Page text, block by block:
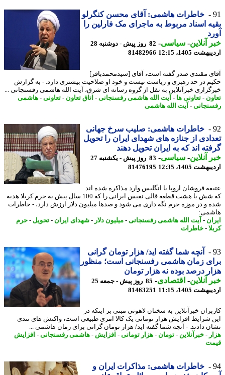
خاطرات هاشمی: آقای محسن کنگرلو
اسناد مربوط به ماجرای مک فارلین را
آنلاین-سیاسی-
82 روز پیش - دوشنبه 28
1405، 12:15
81482966
مقتدی صدر گفته است، آقای [سیدمحمدباقر]
در حد رهبری و ریاست نیست و خود او صلاحیت بیشتری دارد. - به گزارش
خبرآنلاین به نقل از گروه رسانه ای شرق، آیت الله هاشمی رفسنجانی ...
-تعاونی ها- آیت الله هاشمی رفسنجانی-اتاق تعاون-تعاونی-هاشمی
-آیت الله هاشمی
خاطرات هاشمی: صلیب سرخ جهانی
از جنازه های شهدای ایران را تحویل
اند که به ایران تحویل دهند
آنلاین-سیاسی-
83 روز پیش - یکشنبه 27
1405، 12:35
81476195
فروشان اروپا با انگلیس وارد مذاکره شده اند
که شش یا هشت قطعه قالی نفیس ایرانی را که 100 سال پیش به حرم کربلا هدیه
و در موزه حرم نگه داری می شود و صدها میلیون دلار ارزش دارد، - خاطرات
- آیت الله هاشمی رفسنجانی-میلیون دلار-شهدای ایران - تحویل-حرم
- خاطرات
آنچه شما گفته اید/ هزار تومان گرانی
زمان هاشمی رفسنجانی است؛ منظور
درصد بوده نه هزار تومان
آنلاین-اقتصادی-
85 روز پیش - جمعه 25
1405، 11:15
81463251
خبرآنلاین به سخنان لاهوتی مبنی بر اینکه در
شرایط افزایش هزار تومانی یک کالا امری طبیعی است، واکنش های تندی
دادند. - آنچه شما گفته اید/ هزار تومان گرانی برای زمان هاشمی ...
- خبرآنلاین-تومان-هزار تومانی-افزایش -هاشمی رفسنجانی-افزایش
خاطرات هاشمی: مذاکرات ایران و